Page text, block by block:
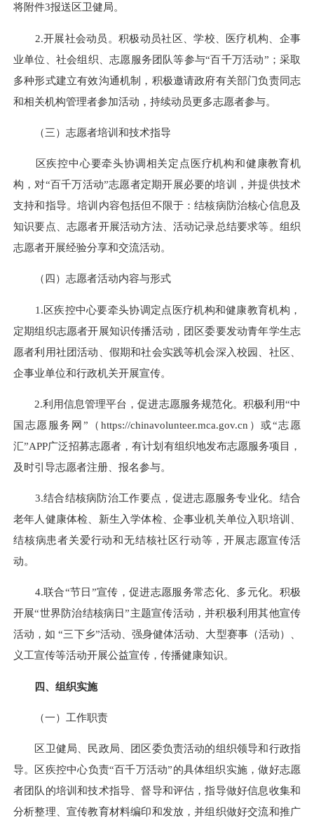
将附件3报送区卫健局。
2.开展社会动员。积极动员社区、学校、医疗机构、企事
业单位、社会组织、志愿服务团队等参与“百千万活动”；采取
多种形式建立有效沟通机制，积极邀请政府有关部门负责同志
和相关机构管理者参加活动，持续动员更多志愿者参与。
（三）志愿者培训和技术指导
区疾控中心要牵头协调相关定点医疗机构和健康教育机
构，对“百千万活动”志愿者定期开展必要的培训，并提供技术
支持和指导。培训内容包括但不限于：结核病防治核心信息及
知识要点、志愿者开展活动方法、活动记录总结要求等。组织
志愿者开展经验分享和交流活动。
（四）志愿者活动内容与形式
1.区疾控中心要牵头协调定点医疗机构和健康教育机构，
定期组织志愿者开展知识传播活动，团区委要发动青年学生志
愿者利用社团活动、假期和社会实践等机会深入校园、社区、
企事业单位和行政机关开展宣传。
2.利用信息管理平台，促进志愿服务规范化。积极利用“中
国志愿服务网”（https://chinavolunteer.mca.gov.cn）或“志愿
汇”APP广泛招募志愿者，有计划有组织地发布志愿服务项目，
及时引导志愿者注册、报名参与。
3.结合结核病防治工作要点，促进志愿服务专业化。结合
老年人健康体检、新生入学体检、企事业机关单位入职培训、
结核病患者关爱行动和无结核社区行动等，开展志愿宣传活
动。
4.联合“节日”宣传，促进志愿服务常态化、多元化。积极
开展“世界防治结核病日”主题宣传活动，并积极利用其他宣传
活动，如 “三下乡”活动、强身健体活动、大型赛事（活动）、
义工宣传等活动开展公益宣传，传播健康知识。
四、组织实施
（一）工作职责
区卫健局、民政局、团区委负责活动的组织领导和行政指
导。区疾控中心负责“百千万活动”的具体组织实施，做好志愿
者团队的培训和技术指导、督导和评估，指导做好信息收集和
分析整理、宣传教育材料编印和发放，并组织做好交流和推广